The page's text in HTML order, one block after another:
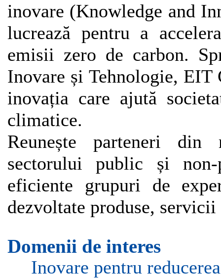
inovare (Knowledge and
lucrează pentru a
emisii zero de carbon.
Inovare și Tehnologie,
inovația care ajută
climatice.
Reunește parteneri din
sectorului public și
eficiente grupuri de
dezvoltate produse,
Domenii de interes
Inovare pentru